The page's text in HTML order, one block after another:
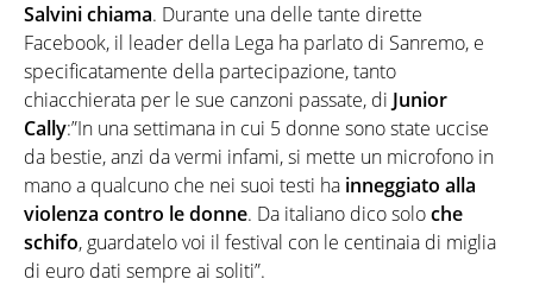
Salvini chiama. Durante una delle tante dirette
Facebook, il leader della Lega ha parlato di Sanremo, e
specificatamente della partecipazione, tanto
chiacchierata per le sue canzoni passate, di Junior
Cally:”In una settimana in cui 5 donne sono state uccise
da bestie, anzi da vermi infami, si mette un microfono in
mano a qualcuno che nei suoi testi ha inneggiato alla
violenza contro le donne. Da italiano dico soloche
schifo, guardatelo voi il festival con le centinaia di miglia
di euro dati sempre ai soliti”.